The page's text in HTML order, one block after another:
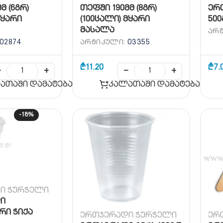
(6გრ)
02874
+
დამატება
თეფში 190მმ (8გრ)
(100ცალი) მყარი
მასალა
ᲐᲠᲢᲘᲙᲣᲚᲘ: 03355
₾11.20 −
+
კალათაში დამატება
₾
-18%
ჭურჭელი
ჭიქა
ერთჯერადი ჭურჭელი